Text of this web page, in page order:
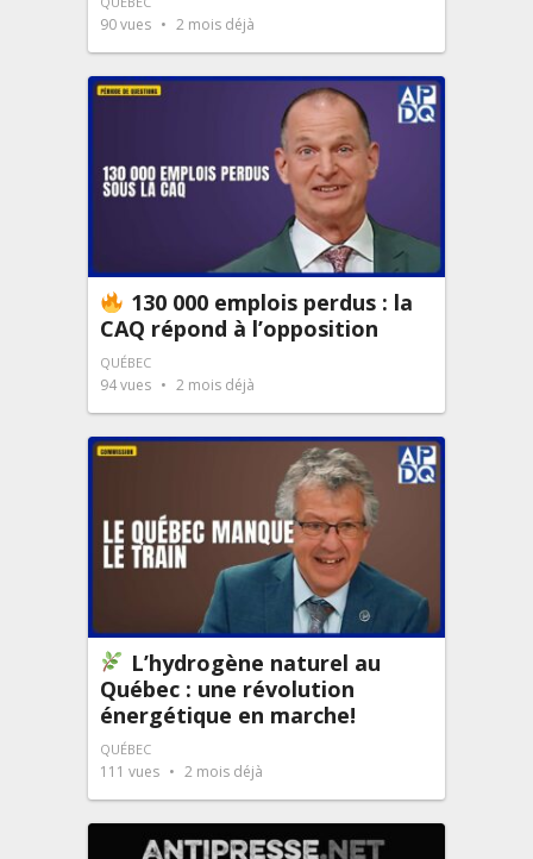
90vues 2 mois déjà
130 000 emplois perdus : la
CAQ répond à l’opposition
QUÉBEC
94vues 2 mois déjà
L’hydrogène naturel au
Québec : une révolution
énergétique en marche!
QUÉBEC
111 vues 2 mois déjà